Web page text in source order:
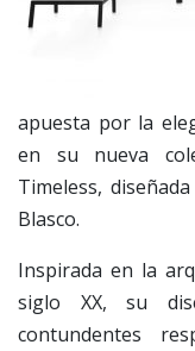
apuesta por la
en su nueva
Timeless,
Blasco.
Inspirada en la
siglo XX, su
contundentes